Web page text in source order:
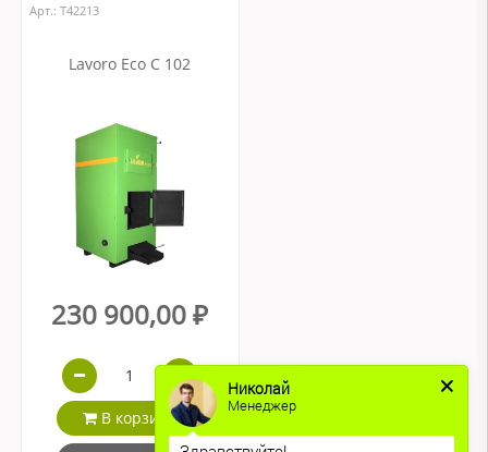
Арт.: Т42213
Lavoro Eco С 102
230 900,00 ₽
В корзину
Николай
Менеджер